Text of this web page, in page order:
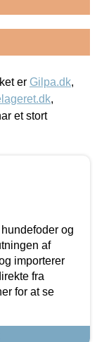
er Gilpa.dk,
,
et stort
og
af
importerer
fra
for at se